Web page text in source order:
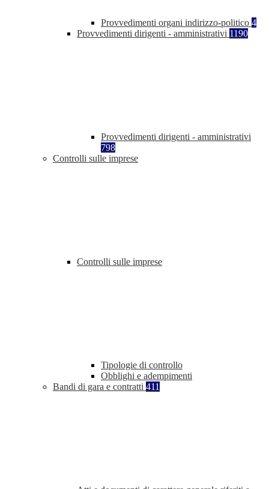
Provvedimenti organi indirizzo-politico 4
Provvedimenti dirigenti - amministrativi 1190
Provvedimenti dirigenti - amministrativi
798
Controlli sulle imprese
Controlli sulle imprese
Tipologie di controllo
Obblighi e adempimenti
Bandi di gara e contratti 411